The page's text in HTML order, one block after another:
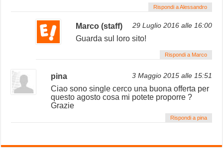
Rispondi a Alessandro
Marco (staff) 29 Luglio 2016 alle 16:00
Guarda sul loro sito!
Rispondi a Marco
pina 3 Maggio 2015 alle 15:51
Ciao sono single cerco una buona offerta per
questo agosto cosa mi potete proporre ?
Grazie
Rispondi a pina